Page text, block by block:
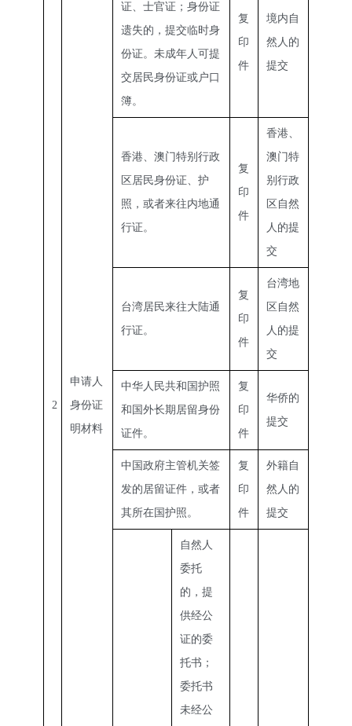
2
申请人
身份证
明材料
证、士官证；身份证
遗失的，提交临时身
份证。未成年人可提
交居民身份证或户口
簿。
复
印
件
境内自
然人的
提交
香港、澳门特别行政
区居民身份证、护
照，或者来往内地通
行证。
复
印
件
香港、
澳门特
别行政
区自然
人的提
交
台湾居民来往大陆通
行证。
复
印
件
台湾地
区自然
人的提
交
中华人民共和国护照
和国外长期居留身份
证件。
复
印
件
华侨的
提交
中国政府主管机关签
发的居留证件，或者
其所在国护照。
复
印
件
外籍自
然人的
提交
自然人
委托
的，提
供经公
证的委
托书；
委托书
未经公